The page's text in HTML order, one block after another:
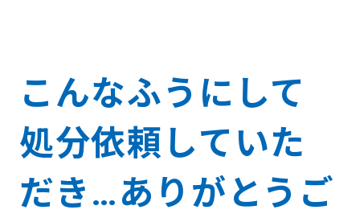
こんなふうにして
処分依頼していた
だき…ありがとうご